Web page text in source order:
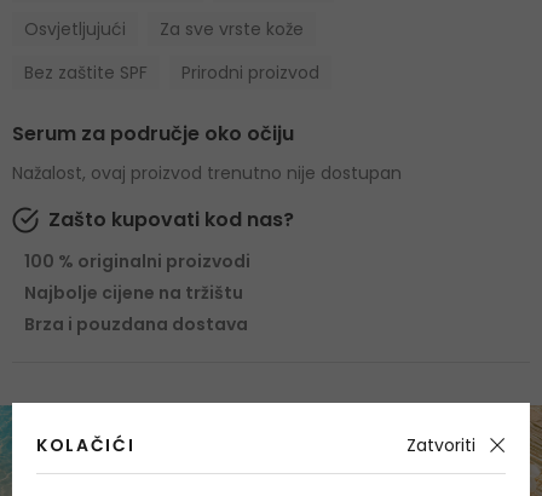
Osvjetljujući
Za sve vrste kože
Bez zaštite SPF
Prirodni proizvod
Serum za područje oko očiju
Nažalost, ovaj proizvod trenutno nije dostupan
Zašto kupovati kod nas?
100 % originalni proizvodi
Najbolje cijene na tržištu
Brza i pouzdana dostava
KOLAČIĆI Zatvoriti